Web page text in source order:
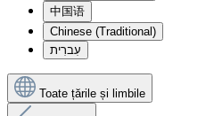
中国语
Chinese (Traditional)
עִברִית
Toate țările și limbile